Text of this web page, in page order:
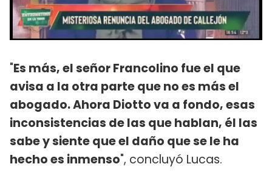
"Es más, el señor Francolino fue el que
avisa a la otra parte que no es más el
abogado. Ahora Diotto va a fondo, esas
inconsistencias de las que hablan, él las
sabe y siente que el daño que se le ha
hecho es inmenso", concluyó Lucas.